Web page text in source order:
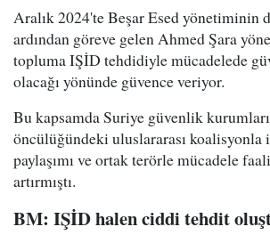
Aralık 2024'te Beşar Esed yönetiminin
ardından göreve gelen Ahmed Şara
topluma IŞİD tehdidiyle mücadelede
olacağı yönünde güvence veriyor.
Bu kapsamda Suriye güvenlik
öncülüğündeki uluslararası koalisyonla
paylaşımı ve ortak terörle mücadele
artırmıştı.
BM: IŞİD halen ciddi tehdit